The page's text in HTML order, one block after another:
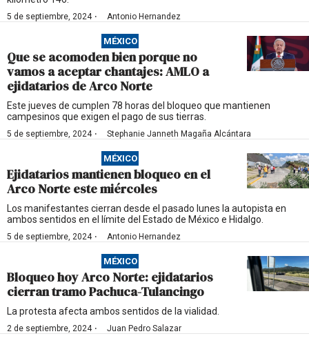
5 de septiembre, 2024· Antonio Hernandez
MÉXICO
Que se acomoden bien porque no
vamos a aceptar chantajes: AMLO a
ejidatarios de Arco Norte
Este jueves de cumplen 78 horas del bloqueo que mantienen
campesinos que exigen el pago de sus tierras.
5 de septiembre, 2024· Stephanie Janneth Magaña Alcántara
MÉXICO
Ejidatarios mantienen bloqueo en el
Arco Norte este miércoles
Los manifestantes cierran desde el pasado lunes la autopista en
ambos sentidos en el límite del Estado de México e Hidalgo.
5 de septiembre, 2024· Antonio Hernandez
MÉXICO
Bloqueo hoy Arco Norte: ejidatarios
cierran tramo Pachuca-Tulancingo
La protesta afecta ambos sentidos de la vialidad.
2 de septiembre, 2024· Juan Pedro Salazar